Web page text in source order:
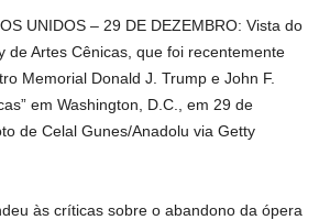
UNIDOS – 29 DE DEZEMBRO: Vista do
de Artes Cênicas, que foi recentemente
Memorial Donald J. Trump e John F.
em Washington, D.C., em 29 de
de Celal Gunes/Anadolu via Getty
às críticas sobre o abandono da ópera